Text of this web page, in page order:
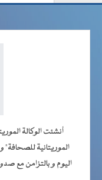
الموريتانية
اليوم و بالتزامن مع